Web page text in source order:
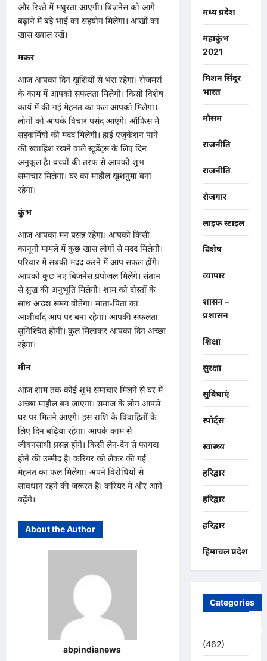
और रिश्ते में मधुरता आएगी। बिजनेस को आगे
बढ़ाने में बड़े भाई का सहयोग मिलेगा। आखों का
खास ख्याल रखें।
मकर
आज आपका दिन खुशियों से भरा रहेगा। रोजमर्रा
के काम में आपको सफलता मिलेगी। किसी विशेष
कार्य में की गई मेहनत का फल आपको मिलेगा।
लोगों को आपके विचार पसंद आएंगे। ऑफिस में
सहकर्मियों की मदद मिलेगी। हाई एजुकेशन पाने
की ख्वाहिश रखने वाले स्टूडेंट्स के लिए दिन
अनुकूल है। बच्चों की तरफ से आपको शुभ
समाचार मिलेगा। घर का माहौल खुशनुमा बना
रहेगा।
कुंभ
आज आपका मन प्रसन्न रहेगा। आपको किसी
कानूनी मामले में कुछ खास लोगों से मदद मिलेगी।
परिवार में सबकी मदद करने में आप सफल होंगे।
आपको कुछ नए बिजनेस प्रपोजल मिलेंगे। संतान
से सुख की अनुभूति मिलेगी। शाम को दोस्तों के
साथ अच्छा समय बीतेगा। माता-पिता का
आशीर्वाद आप पर बना रहेगा। आपकी सफलता
सुनिश्चित होगी। कुल मिलाकर आपका दिन अच्छा
रहेगा।
मीन
आज शाम तक कोई शुभ समाचार मिलने से घर में
अच्छा माहौल बन जाएगा। समाज के लोग आपसे
घर पर मिलने आएंगे। इस राशि के विवाहितों के
लिए दिन बढ़िया रहेगा। आपके काम से
जीवनसाथी प्रसन्न होंगे। किसी लेन-देन से फायदा
होने की उम्मीद है। करियर को लेकर की गई
मेहनत का फल मिलेगा। अपने विरोधियों से
सावधान रहने की जरूरत है। करियर में और आगे
बढ़ेंगे।
About the Author
abpindianews
मध्य प्रदेश
महाकुंभ
2021
मिशन सिंदूर
भारत
मौसम
राजनीति
राजनीति
रोजगार
लाइफ स्टाइल
विशेष
व्यापार
शासन –
प्रशासन
शिक्षा
सुरक्षा
सुविधाएं
स्पोर्ट्स
स्वास्थ्य
हरिद्वार
हरिद्वार
हरिद्वार
हिमाचल प्रदेश
Categories
(462)